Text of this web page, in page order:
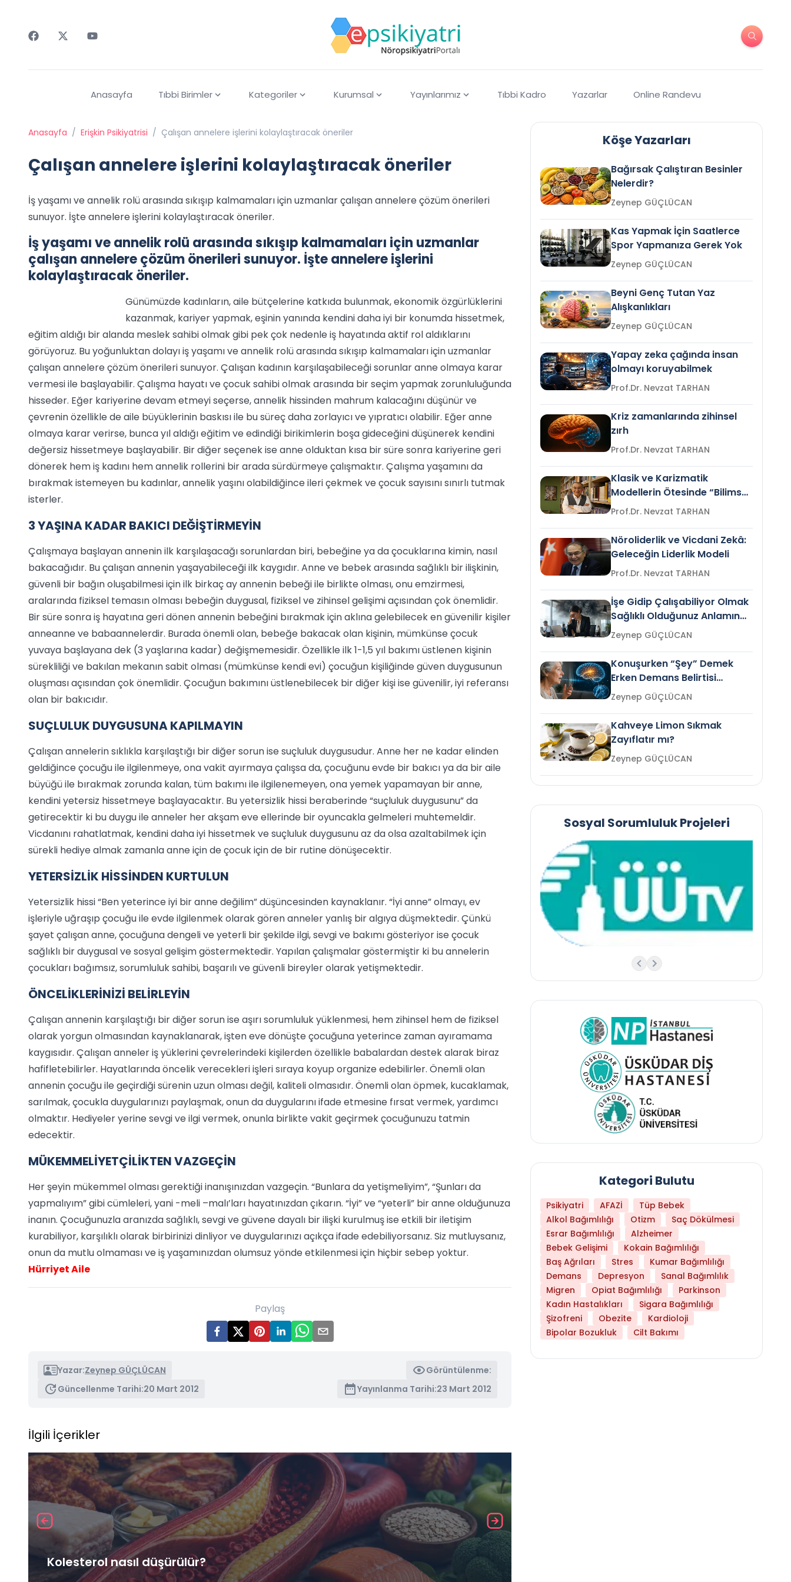
Anasayfa Tıbbi Birimler Kategoriler Kurumsal Yayınlarımız Tıbbi Kadro Yazarlar Online Randevu
Anasayfa / Erişkin Psikiyatrisi / Çalışan annelere işlerini kolaylaştıracak öneriler
Çalışan annelere işlerini kolaylaştıracak öneriler
İş yaşamı ve annelik rolü arasında sıkışıp kalmamaları için uzmanlar çalışan annelere çözüm önerileri
sunuyor. İşte annelere işlerini kolaylaştıracak öneriler.
İş yaşamı ve annelik rolü arasında sıkışıp kalmamaları için uzmanlar
çalışan annelere çözüm önerileri sunuyor. İşte annelere işlerini
kolaylaştıracak öneriler.
Günümüzde kadınların, aile bütçelerine katkıda bulunmak, ekonomik özgürlüklerini
kazanmak, kariyer yapmak, eşinin yanında kendini daha iyi bir konumda hissetmek,
eğitim aldığı bir alanda meslek sahibi olmak gibi pek çok nedenle iş hayatında aktif rol aldıklarını
görüyoruz. Bu yoğunluktan dolayı iş yaşamı ve annelik rolü arasında sıkışıp kalmamaları için uzmanlar
çalışan annelere çözüm önerileri sunuyor. Çalışan kadının karşılaşabileceği sorunlar anne olmaya karar
vermesi ile başlayabilir. Çalışma hayatı ve çocuk sahibi olmak arasında bir seçim yapmak zorunluluğunda
hisseder. Eğer kariyerine devam etmeyi seçerse, annelik hissinden mahrum kalacağını düşünür ve
çevrenin özellikle de aile büyüklerinin baskısı ile bu süreç daha zorlayıcı ve yıpratıcı olabilir. Eğer anne
olmaya karar verirse, bunca yıl aldığı eğitim ve edindiği birikimlerin boşa gideceğini düşünerek kendini
değersiz hissetmeye başlayabilir. Bir diğer seçenek ise anne olduktan kısa bir süre sonra kariyerine geri
dönerek hem iş kadını hem annelik rollerini bir arada sürdürmeye çalışmaktır. Çalışma yaşamını da
bırakmak istemeyen bu kadınlar, annelik yaşını olabildiğince ileri çekmek ve çocuk sayısını sınırlı tutmak
isterler.
3 YAŞINA KADAR BAKICI DEĞİŞTİRMEYİN
Çalışmaya başlayan annenin ilk karşılaşacağı sorunlardan biri, bebeğine ya da çocuklarına kimin, nasıl
bakacağıdır. Bu çalışan annenin yaşayabileceği ilk kaygıdır. Anne ve bebek arasında sağlıklı bir ilişkinin,
güvenli bir bağın oluşabilmesi için ilk birkaç ay annenin bebeği ile birlikte olması, onu emzirmesi,
aralarında fiziksel temasın olması bebeğin duygusal, fiziksel ve zihinsel gelişimi açısından çok önemlidir.
Bir süre sonra iş hayatına geri dönen annenin bebeğini bırakmak için aklına gelebilecek en güvenilir kişiler
anneanne ve babaannelerdir. Burada önemli olan, bebeğe bakacak olan kişinin, mümkünse çocuk
yuvaya başlayana dek (3 yaşlarına kadar) değişmemesidir. Özellikle ilk 1-1,5 yıl bakımı üstlenen kişinin
sürekliliği ve bakılan mekanın sabit olması (mümkünse kendi evi) çocuğun kişiliğinde güven duygusunun
oluşması açısından çok önemlidir. Çocuğun bakımını üstlenebilecek bir diğer kişi ise güvenilir, iyi referansı
olan bir bakıcıdır.
SUÇLULUK DUYGUSUNA KAPILMAYIN
Çalışan annelerin sıklıkla karşılaştığı bir diğer sorun ise suçluluk duygusudur. Anne her ne kadar elinden
geldiğince çocuğu ile ilgilenmeye, ona vakit ayırmaya çalışsa da, çocuğunu evde bir bakıcı ya da bir aile
büyüğü ile bırakmak zorunda kalan, tüm bakımı ile ilgilenemeyen, ona yemek yapamayan bir anne,
kendini yetersiz hissetmeye başlayacaktır. Bu yetersizlik hissi beraberinde “suçluluk duygusunu” da
getirecektir ki bu duygu ile anneler her akşam eve ellerinde bir oyuncakla gelmeleri muhtemeldir.
Vicdanını rahatlatmak, kendini daha iyi hissetmek ve suçluluk duygusunu az da olsa azaltabilmek için
sürekli hediye almak zamanla anne için de çocuk için de bir rutine dönüşecektir.
YETERSİZLİK HİSSİNDEN KURTULUN
Yetersizlik hissi “Ben yeterince iyi bir anne değilim” düşüncesinden kaynaklanır. “İyi anne” olmayı, ev
işleriyle uğraşıp çocuğu ile evde ilgilenmek olarak gören anneler yanlış bir algıya düşmektedir. Çünkü
şayet çalışan anne, çocuğuna dengeli ve yeterli bir şekilde ilgi, sevgi ve bakımı gösteriyor ise çocuk
sağlıklı bir duygusal ve sosyal gelişim göstermektedir. Yapılan çalışmalar göstermiştir ki bu annelerin
çocukları bağımsız, sorumluluk sahibi, başarılı ve güvenli bireyler olarak yetişmektedir.
ÖNCELİKLERİNİZİ BELİRLEYİN
Çalışan annenin karşılaştığı bir diğer sorun ise aşırı sorumluluk yüklenmesi, hem zihinsel hem de fiziksel
olarak yorgun olmasından kaynaklanarak, işten eve dönüşte çocuğuna yeterince zaman ayıramama
kaygısıdır. Çalışan anneler iş yüklerini çevrelerindeki kişilerden özellikle babalardan destek alarak biraz
hafifletebilirler. Hayatlarında öncelik verecekleri işleri sıraya koyup organize edebilirler. Önemli olan
annenin çocuğu ile geçirdiği sürenin uzun olması değil, kaliteli olmasıdır. Önemli olan öpmek, kucaklamak,
sarılmak, çocukla duygularınızı paylaşmak, onun da duygularını ifade etmesine fırsat vermek, yardımcı
olmaktır. Hediyeler yerine sevgi ve ilgi vermek, onunla birlikte vakit geçirmek çocuğunuzu tatmin
edecektir.
MÜKEMMELİYETÇİLİKTEN VAZGEÇİN
Her şeyin mükemmel olması gerektiği inanışınızdan vazgeçin. “Bunlara da yetişmeliyim”, “Şunları da
yapmalıyım” gibi cümleleri, yani -meli –malı’ları hayatınızdan çıkarın. “İyi” ve “yeterli” bir anne olduğunuza
inanın. Çocuğunuzla aranızda sağlıklı, sevgi ve güvene dayalı bir ilişki kurulmuş ise etkili bir iletişim
kurabiliyor, karşılıklı olarak birbirinizi dinliyor ve duygularınızı açıkça ifade edebiliyorsanız. Siz mutluysanız,
onun da mutlu olmaması ve iş yaşamınızdan olumsuz yönde etkilenmesi için hiçbir sebep yoktur.
Hürriyet Aile
Paylaş
Yazar:Zeynep GÜÇLÜCAN
Görüntülenme:
Güncellenme Tarihi:20 Mart 2012 Yayınlanma Tarihi:23 Mart 2012
İlgili İçerikler
Kolesterol nasıl düşürülür?
Köşe Yazarları
Bağırsak Çalıştıran Besinler
Nelerdir?
Zeynep GÜÇLÜCAN
Kas Yapmak İçin Saatlerce
Spor Yapmanıza Gerek Yok
Zeynep GÜÇLÜCAN
Beyni Genç Tutan Yaz
Alışkanlıkları
Zeynep GÜÇLÜCAN
Yapay zeka çağında insan
olmayı koruyabilmek
Prof.Dr. Nevzat TARHAN
Kriz zamanlarında zihinsel
zırh
Prof.Dr. Nevzat TARHAN
Klasik ve Karizmatik
Modellerin Ötesinde “Bilimsel
Liderlik”
Prof.Dr. Nevzat TARHAN
Nöroliderlik ve Vicdani Zekâ:
Geleceğin Liderlik Modeli
Prof.Dr. Nevzat TARHAN
İşe Gidip Çalışabiliyor Olmak
Sağlıklı Olduğunuz Anlamına
Gelir mi?Zeynep GÜÇLÜCAN
Konuşurken “Şey” Demek
Erken Demans Belirtisi
Olabilir mi?Zeynep GÜÇLÜCAN
Kahveye Limon Sıkmak
Zayıflatır mı?
Zeynep GÜÇLÜCAN
Sosyal Sorumluluk Projeleri
Kategori Bulutu
Psikiyatri AFAZİ
Tüp Bebek
Alkol Bağımlılığı
Otizm
Saç Dökülmesi
Esrar Bağımlılığı
Alzheimer
Bebek Gelişimi
Kokain Bağımlılığı
Baş Ağrıları
Stres
Kumar Bağımlılığı
Demans
Depresyon
Sanal Bağımlılık
Migren
Opiat Bağımlılığı
Parkinson
Kadın Hastalıkları
Sigara Bağımlılığı
Şizofreni
Obezite
Kardioloji
Bipolar Bozukluk
Cilt Bakımı